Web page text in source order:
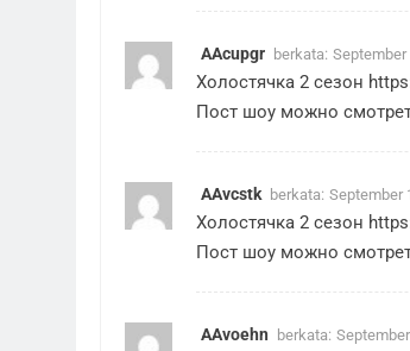
AAcupgr berkata: September
Холостячка 2 сезон
Пост шоу можно
AAvcstk berkata: September
Холостячка 2 сезон
Пост шоу можно
AAvoehn berkata: